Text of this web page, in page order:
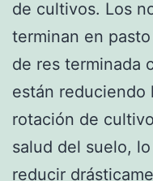
de cultivos. Los
terminan en
de res terminada
están reduciendo
rotación de
salud del suelo,
reducir